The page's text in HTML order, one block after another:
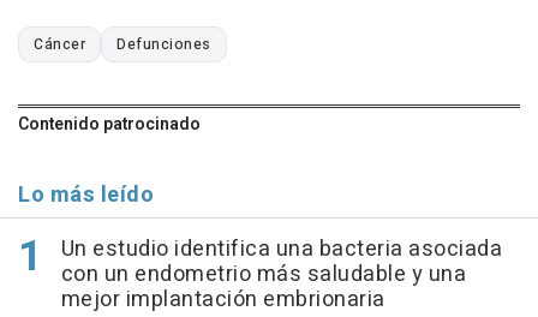
Cáncer Defunciones
Contenido patrocinado
Lo más leído
Un estudio identifica una bacteria asociada
con un endometrio más saludable y una
mejor implantación embrionaria